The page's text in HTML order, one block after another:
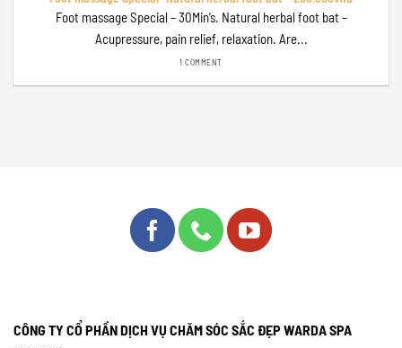
Foot massage Special – 30Min’s. Natural herbal foot bat –
Acupressure, pain relief, relaxation. Are...
1 COMMENT
CÔNG TY CỔ PHẦN DỊCH VỤ CHĂM SÓC SẮC ĐẸP WARDA SPA